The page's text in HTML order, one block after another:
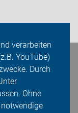
verarbeiten
YouTube)
Durch
Ohne